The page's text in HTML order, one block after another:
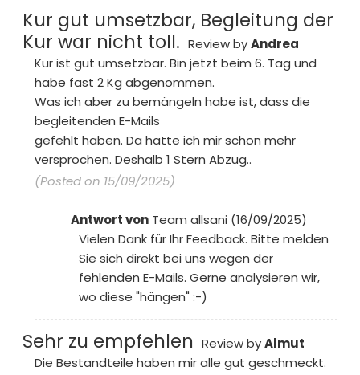
Kur gut umsetzbar, Begleitung der
Kur war nicht toll. Review byAndrea
Kur ist gut umsetzbar. Bin jetzt beim 6. Tag und
habe fast 2 Kg abgenommen.
Was ich aber zu bemängeln habe ist, dass die
begleitenden E-Mails
gefehlt haben. Da hatte ich mir schon mehr
versprochen. Deshalb 1 Stern Abzug..
(Posted on 15/09/2025)
Antwort von Team allsani (16/09/2025)
Vielen Dank für Ihr Feedback. Bitte melden
Sie sich direkt bei uns wegen der
fehlenden E-Mails. Gerne analysieren wir,
wo diese "hängen" :-)
Sehr zu empfehlen Review byAlmut
Die Bestandteile haben mir alle gut geschmeckt.